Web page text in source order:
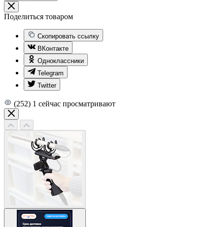
Поделиться товаром
Скопировать ссылку
ВКонтакте
Одноклассники
Telegram
Twitter
(252) 1 сейчас просматривают